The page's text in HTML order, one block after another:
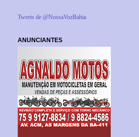
Tweets de @NossaVozBahia
ANUNCIANTES